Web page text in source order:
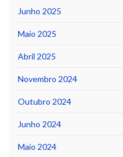
Junho 2025
Maio 2025
Abril 2025
Novembro 2024
Outubro 2024
Junho 2024
Maio 2024